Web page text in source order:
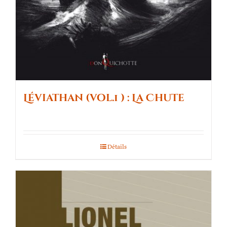
Léviathan (vol.1 ) : La Chute
Détails